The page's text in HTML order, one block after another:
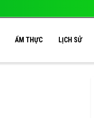
ẨM THỰC LỊCH SỬ